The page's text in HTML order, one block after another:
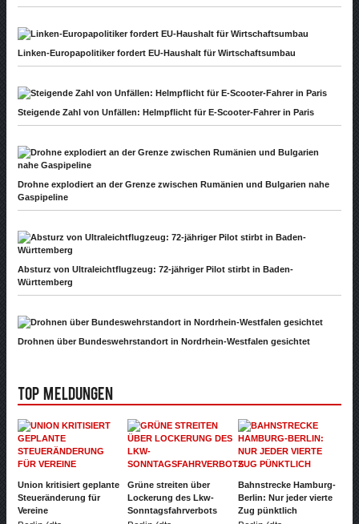
Linken-Europapolitiker fordert EU-Haushalt für Wirtschaftsumbau
Steigende Zahl von Unfällen: Helmpflicht für E-Scooter-Fahrer in Paris
Drohne explodiert an der Grenze zwischen Rumänien und Bulgarien nahe
Gaspipeline
Absturz von Ultraleichtflugzeug: 72-jähriger Pilot stirbt in Baden-
Württemberg
Drohnen über Bundeswehrstandort in Nordrhein-Westfalen gesichtet
Top Meldungen
Union kritisiert geplante
Steueränderung für
Vereine
Grüne streiten über
Lockerung des Lkw-
Sonntagsfahrverbots
Bahnstrecke Hamburg-
Berlin: Nur jeder vierte
Zug pünktlich